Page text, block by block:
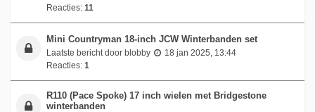
Reacties: 11
Mini Countryman 18-inch JCW Winterbanden set
Laatste bericht door blobby
18 jan 2025, 13:44
Reacties: 1
R110 (Pace Spoke) 17 inch wielen met Bridgestone
winterbanden